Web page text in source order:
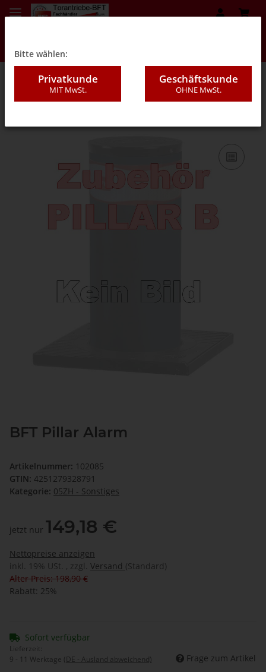
05ZH - Sonstiges
BFT Pillar Alarm
Artikelnummer: 102085
GTIN: 4251279328791
Kategorie: 05ZH - Sonstiges
jetzt nur 149,18 €
Nettopreise anzeigen
inkl. 19% USt. , zzgl. Versand (Standard)
Alter Preis: 198,90 €
Rabatt: 25%
Sofort verfügbar
Lieferzeit:
9 - 11 Werktage (DE - Ausland abweichend) Frage zum Artikel
Bitte wählen:
Privatkunde
MIT MwSt.
Geschäftskunde
OHNE MwSt.